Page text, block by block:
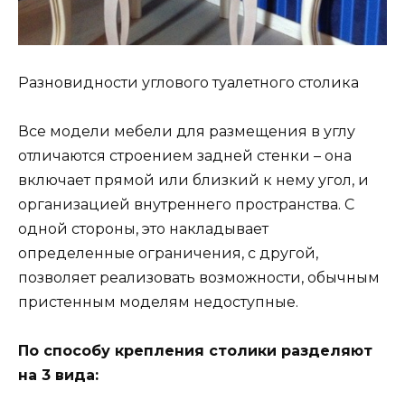
Разновидности углового туалетного столика
Все модели мебели для размещения в углу
отличаются строением задней стенки – она
включает прямой или близкий к нему угол, и
организацией внутреннего пространства. С
одной стороны, это накладывает
определенные ограничения, с другой,
позволяет реализовать возможности, обычным
пристенным моделям недоступные.
По способу крепления столики разделяют
на 3 вида: